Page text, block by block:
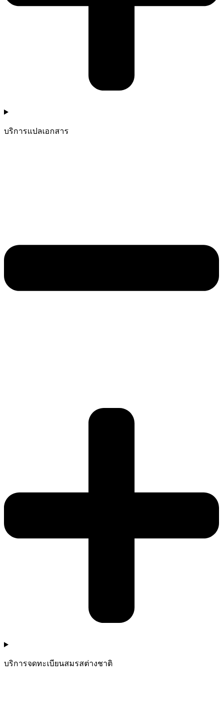
บริการแปลเอกสาร
บริการจดทะเบียนสมรสต่างชาติ